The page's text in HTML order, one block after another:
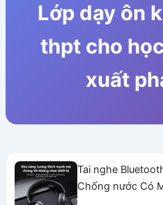
Lớp dạy ôn
thpt cho
xuất
Tai nghe
Chống nước Có